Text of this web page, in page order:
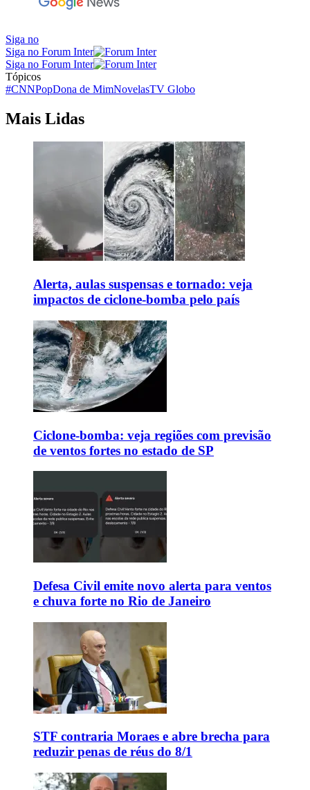
Siga no
Siga no Forum Inter
Siga no Forum Inter
Tópicos
#CNNPopDona de MimNovelasTV Globo
Mais Lidas
Alerta, aulas suspensas e tornado: veja
impactos de ciclone-bomba pelo país
Ciclone-bomba: veja regiões com previsão
de ventos fortes no estado de SP
Defesa Civil emite novo alerta para ventos
e chuva forte no Rio de Janeiro
STF contraria Moraes e abre brecha para
reduzir penas de réus do 8/1